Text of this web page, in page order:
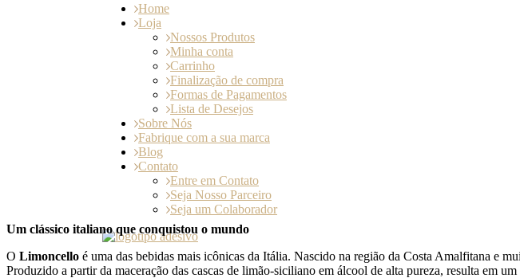
Home
Loja
Nossos Produtos
Minha conta
Carrinho
Finalização de compra
Formas de Pagamentos
Lista de Desejos
Sobre Nós
Fabrique com a sua marca
Blog
Contato
Entre em Contato
Seja Nosso Parceiro
Seja um Colaborador
Um clássico italiano que conquistou o mundo
O Limoncello é uma das bebidas mais icônicas da Itália. Nascido na região da Costa Amalfitana e
Produzido a partir da maceração das cascas de limão-siciliano em álcool de alta pureza, resulta em